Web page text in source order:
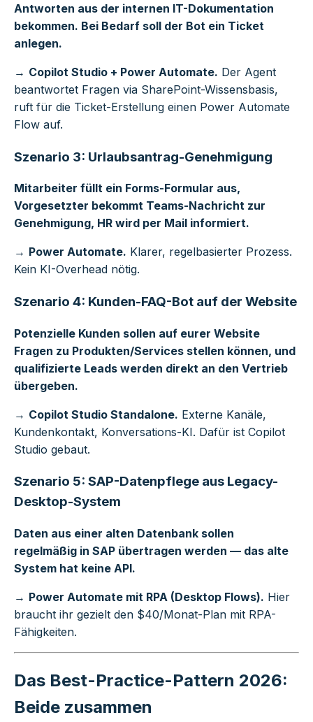
Antworten aus der internen IT-Dokumentation
bekommen. Bei Bedarf soll der Bot ein Ticket
anlegen.
→ Copilot Studio + Power Automate. Der Agent
beantwortet Fragen via SharePoint-Wissensbasis,
ruft für die Ticket-Erstellung einen Power Automate
Flow auf.
Szenario 3: Urlaubsantrag-Genehmigung
Mitarbeiter füllt ein Forms-Formular aus,
Vorgesetzter bekommt Teams-Nachricht zur
Genehmigung, HR wird per Mail informiert.
→ Power Automate. Klarer, regelbasierter Prozess.
Kein KI-Overhead nötig.
Szenario 4: Kunden-FAQ-Bot auf der Website
Potenzielle Kunden sollen auf eurer Website
Fragen zu Produkten/Services stellen können, und
qualifizierte Leads werden direkt an den Vertrieb
übergeben.
→ Copilot Studio Standalone. Externe Kanäle,
Kundenkontakt, Konversations-KI. Dafür ist Copilot
Studio gebaut.
Szenario 5: SAP-Datenpflege aus Legacy-
Desktop-System
Daten aus einer alten Datenbank sollen
regelmäßig in SAP übertragen werden — das alte
System hat keine API.
→ Power Automate mit RPA (Desktop Flows). Hier
braucht ihr gezielt den $40/Monat-Plan mit RPA-
Fähigkeiten.
Das Best-Practice-Pattern 2026:
Beide zusammen